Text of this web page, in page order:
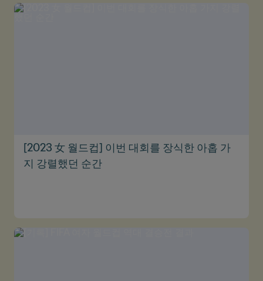
[2023 女 월드컵] 이번 대회를 장식한 아홉 가
지 강렬했던 순간